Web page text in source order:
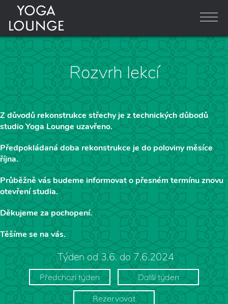
Rozvrh lekcí
Z důvodů rekonstrukce střechy je z technických důbodů
studio Yoga Lounge uzavřeno.
Předpokládaná doba rekonstrukce je do poloviny měsíce
října.
Průběžně vás budeme informovat o přesném termínu znovu
otevření studia.
Děkujeme za pochopení.
Těšíme se na vás.
Týden od 3.6. do 7.6.2024
Předchozí týden Další týden
Rezervovat